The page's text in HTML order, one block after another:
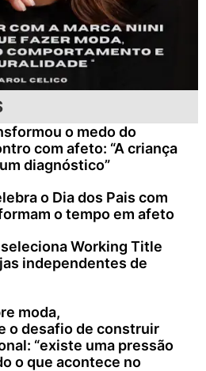
o medo do
com afeto: “A criança
diagnóstico”
o Dia dos Pais com
o tempo em afeto
Working Title
independentes de
moda,
o desafio de construir
“existe uma pressão
o que acontece no